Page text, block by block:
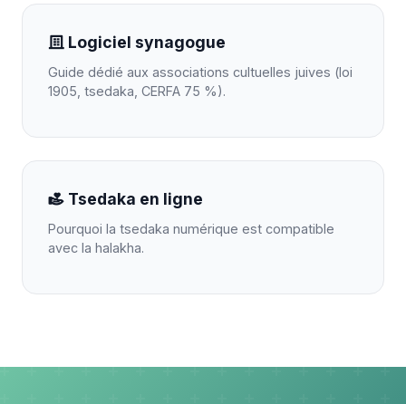
Logiciel synagogue
Guide dédié aux associations cultuelles juives (loi
1905, tsedaka, CERFA 75 %).
Tsedaka en ligne
Pourquoi la tsedaka numérique est compatible
avec la halakha.